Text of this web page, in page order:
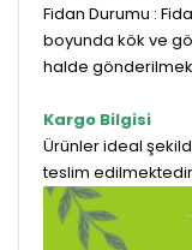
Fidan Durumu :
boyunda kök ve
halde
Kargo Bilgisi
Ürünler ideal
teslim